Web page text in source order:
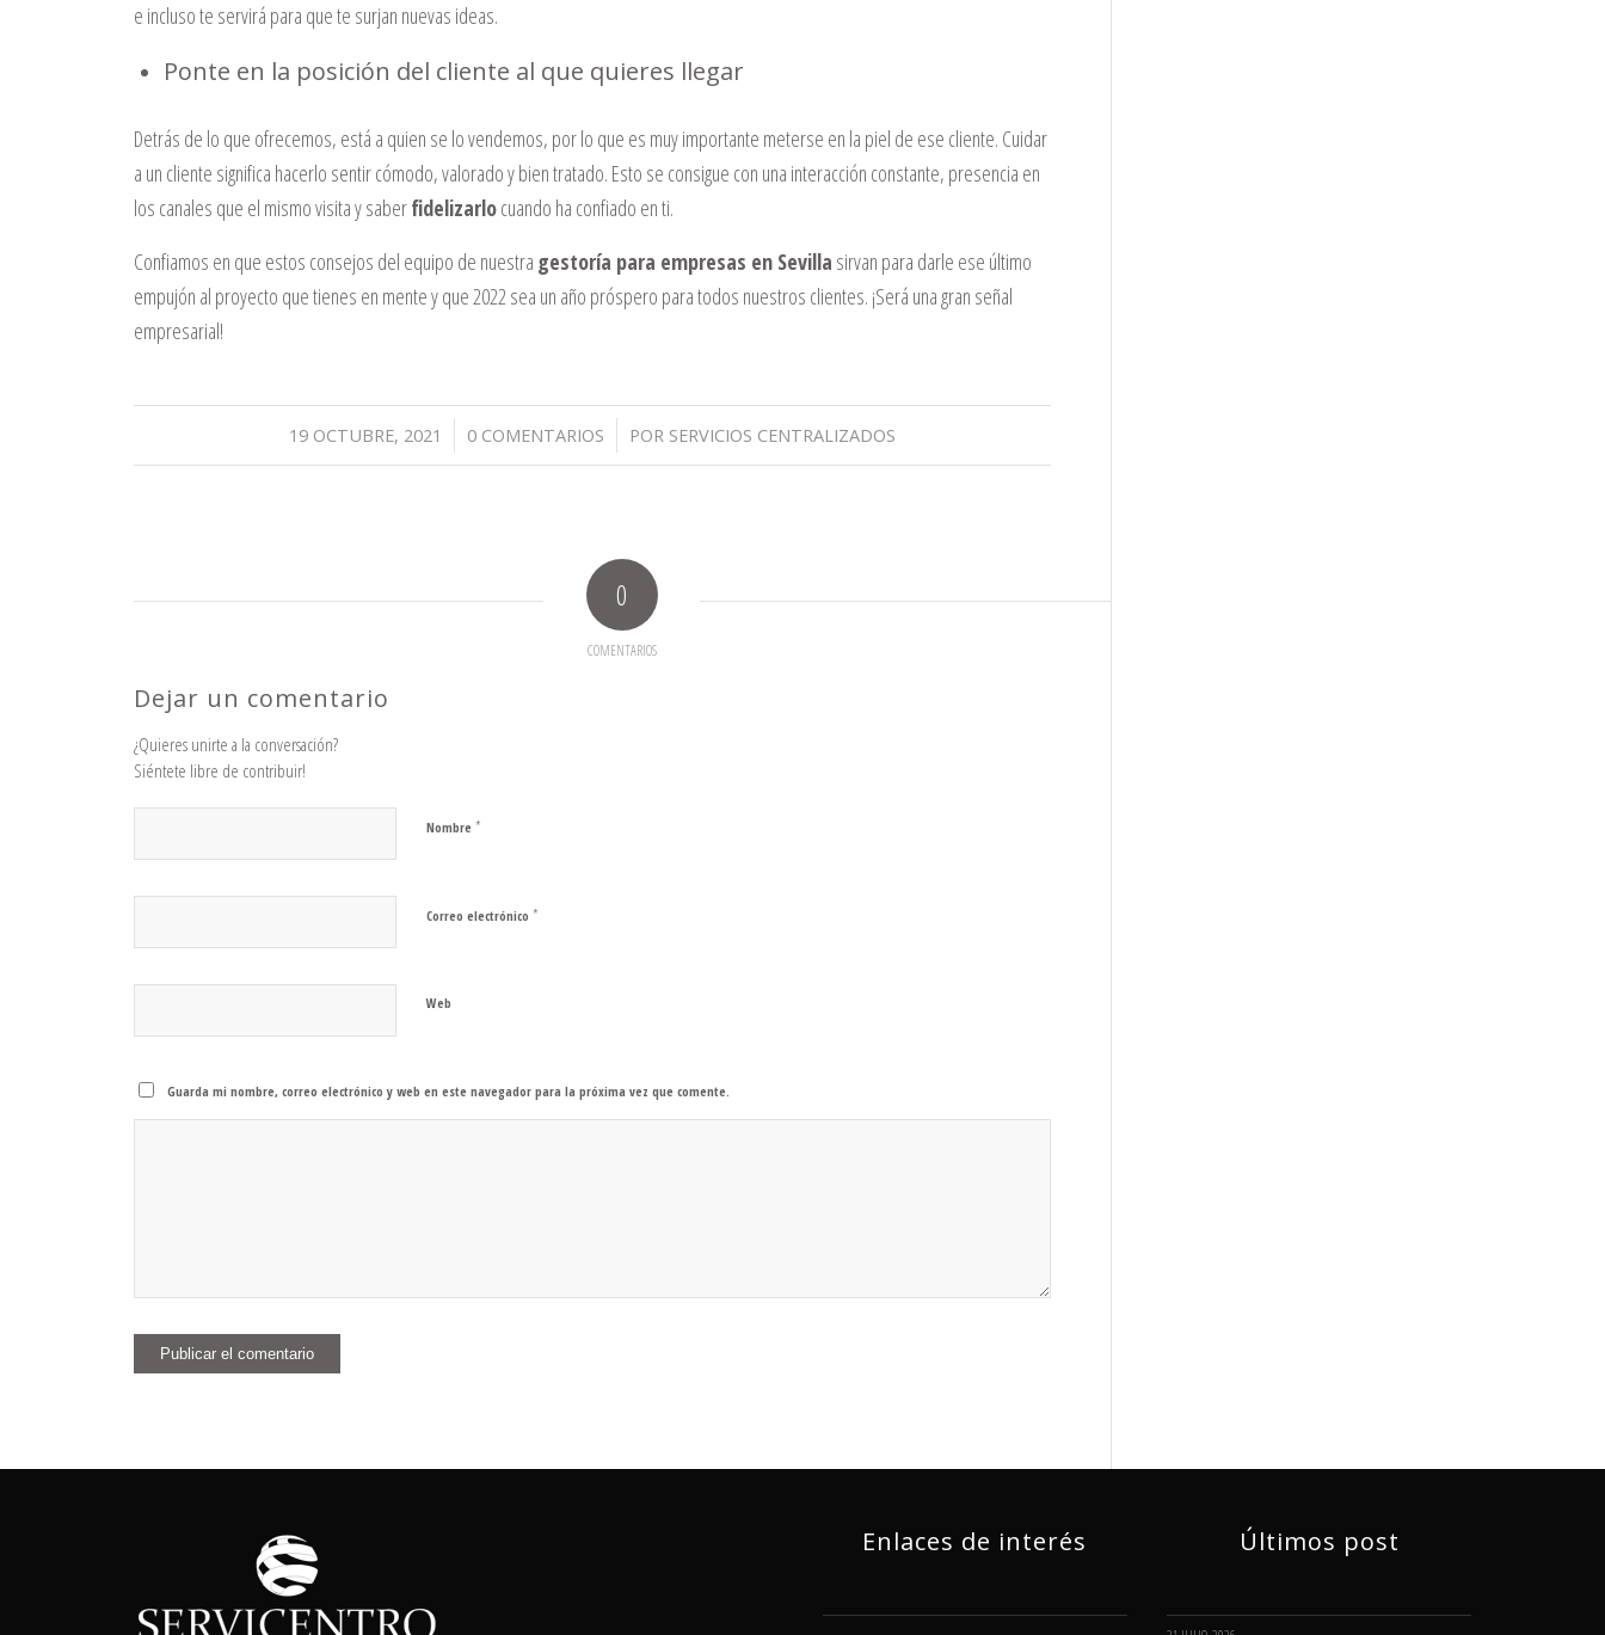
e incluso te servirá para que te surjan nuevas ideas.
Ponte en la posición del cliente al que quieres llegar
Detrás de lo que ofrecemos, está a quien se lo vendemos, por lo que es muy importante meterse en la piel de ese cliente. Cuidar
a un cliente significa hacerlo sentir cómodo, valorado y bien tratado. Esto se consigue con una interacción constante, presencia en
los canales que el mismo visita y saberfidelizarlocuando ha confiado en ti.
Confiamos en que estos consejos del equipo de nuestra gestoría para empresas en Sevilla sirvan para darle ese último
empujón al proyecto que tienes en mente y que 2022 sea un año próspero para todos nuestros clientes. ¡Será una gran señal
empresarial!
19 OCTUBRE, 2021
/ 0 COMENTARIOS
/ POR SERVICIOS CENTRALIZADOS
0
COMENTARIOS
Dejar un comentario
¿Quieres unirte a la conversación?
Siéntete libre de contribuir!
Nombre *
Correo electrónico *
Web
Guarda mi nombre, correo electrónico y web en este navegador para la próxima vez que comente.
Enlaces de interés Últimos post